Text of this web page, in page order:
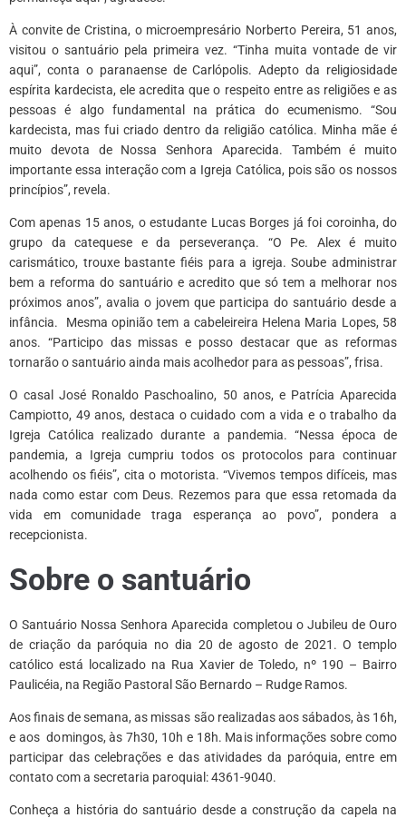
À convite de Cristina, o microempresário Norberto Pereira, 51 anos,
visitou o santuário pela primeira vez. “Tinha muita vontade de vir
aqui”, conta o paranaense de Carlópolis. Adepto da religiosidade
espírita kardecista, ele acredita que o respeito entre as religiões e as
pessoas é algo fundamental na prática do ecumenismo. “Sou
kardecista, mas fui criado dentro da religião católica. Minha mãe é
muito devota de Nossa Senhora Aparecida. Também é muito
importante essa interação com a Igreja Católica, pois são os nossos
princípios”, revela.
Com apenas 15 anos, o estudante Lucas Borges já foi coroinha, do
grupo da catequese e da perseverança. “O Pe. Alex é muito
carismático, trouxe bastante fiéis para a igreja. Soube administrar
bem a reforma do santuário e acredito que só tem a melhorar nos
próximos anos”, avalia o jovem que participa do santuário desde a
infância. Mesma opinião tem a cabeleireira Helena Maria Lopes, 58
anos. “Participo das missas e posso destacar que as reformas
tornarão o santuário ainda mais acolhedor para as pessoas”, frisa.
O casal José Ronaldo Paschoalino, 50 anos, e Patrícia Aparecida
Campiotto, 49 anos, destaca o cuidado com a vida e o trabalho da
Igreja Católica realizado durante a pandemia. “Nessa época de
pandemia, a Igreja cumpriu todos os protocolos para continuar
acolhendo os fiéis”, cita o motorista. “Vivemos tempos difíceis, mas
nada como estar com Deus. Rezemos para que essa retomada da
vida em comunidade traga esperança ao povo”, pondera a
recepcionista.
Sobre o santuário
O Santuário Nossa Senhora Aparecida completou o Jubileu de Ouro
de criação da paróquia no dia 20 de agosto de 2021. O templo
católico está localizado na Rua Xavier de Toledo, nº 190 – Bairro
Paulicéia, na Região Pastoral São Bernardo – Rudge Ramos.
Aos finais de semana, as missas são realizadas aos sábados, às 16h,
e aos domingos, às 7h30, 10h e 18h. Mais informações sobre como
participar das celebrações e das atividades da paróquia, entre em
contato com a secretaria paroquial: 4361-9040.
Conheça a história do santuário desde a construção da capela na